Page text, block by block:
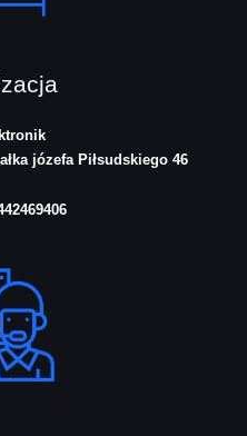
józefa Piłsudskiego 46